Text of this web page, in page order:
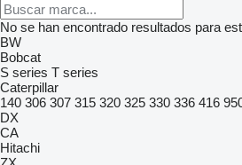
No se han encontrado resultados para
BW
Bobcat
S series T series
Caterpillar
140 306 307 315 320 325 330 336 416
DX
CA
Hitachi